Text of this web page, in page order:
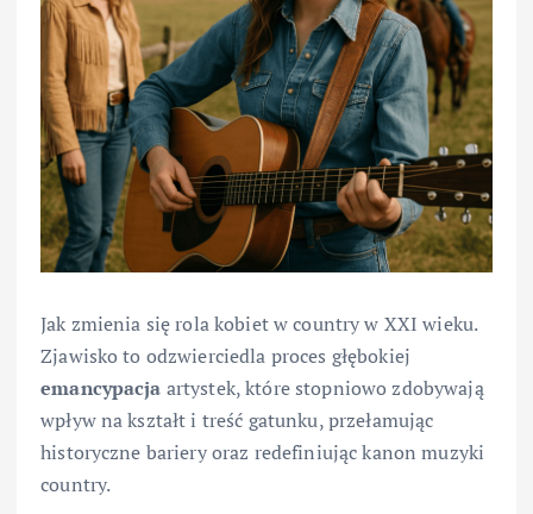
Jak zmienia się rola kobiet w country w XXI wieku.
Zjawisko to odzwierciedla proces głębokiej
emancypacja artystek, które stopniowo zdobywają
wpływ na kształt i treść gatunku, przełamując
historyczne bariery oraz redefiniując kanon muzyki
country.